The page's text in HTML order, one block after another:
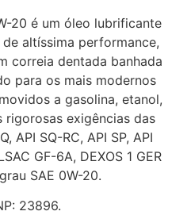
20 é um óleo lubrificante
altíssima performance,
correia dentada banhada
para os mais modernos
a gasolina, etanol,
rigorosas exigências das
API SQ-RC, API SP, API
GF-6A, DEXOS 1 GER
SAE 0W-20.
23896.